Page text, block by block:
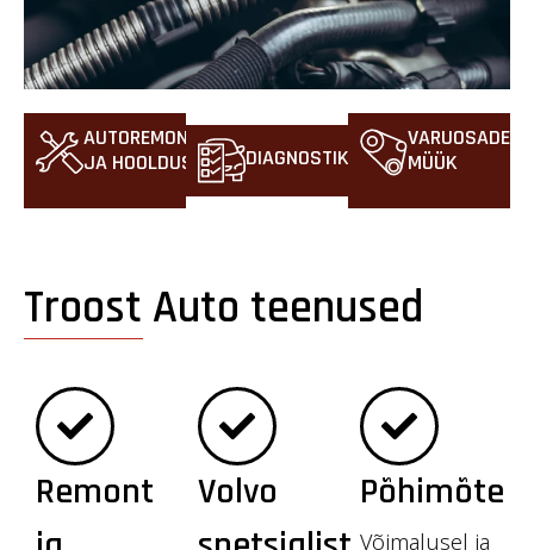
AUTOREMONT
JA HOOLDUS
DIAGNOSTIKA
VARUOSADE
MÜÜK
Troost Auto teenused
Remont
Volvo
Põhimõte
Võimalusel ja